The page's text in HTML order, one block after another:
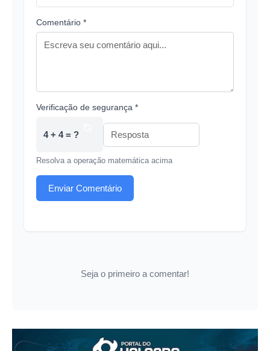
Comentário *
Verificação de segurança *
4 + 4 = ?
Resolva a operação matemática acima
Enviar Comentário
Seja o primeiro a comentar!